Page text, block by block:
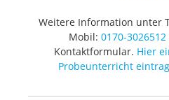
Weitere Information unter
Mobil: 0170-3026512
Kontaktformular. Hier
Probeunterricht